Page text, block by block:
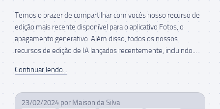
Temos o prazer de compartilhar com vocês nosso recurso de
edição mais recente disponível para o aplicativo Fotos, o
apagamento generativo. Além disso, todos os nossos
recursos de edição de IA lançados recentemente, incluindo...
Continuar lendo...
23/02/2024 por Maison da Silva